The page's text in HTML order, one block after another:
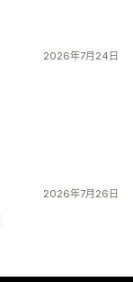
2026年7月24日
2026年7月26日